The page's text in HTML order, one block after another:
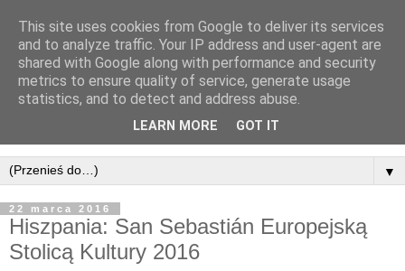
▼
22 marca 2016
Hiszpania: San Sebastián Europejską
Stolicą Kultury 2016
This site uses cookies from Google to deliver its services
and to analyze traffic. Your IP address and user-agent are
shared with Google along with performance and security
metrics to ensure quality of service, generate usage
statistics, and to detect and address abuse.
LEARN MORE GOT IT